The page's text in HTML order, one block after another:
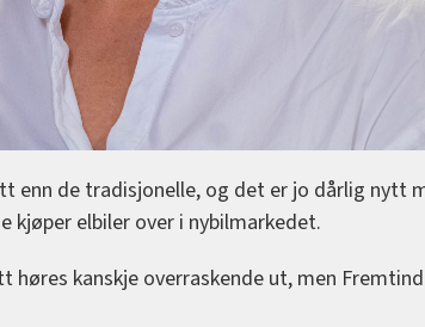
enn de tradisjonelle, og det er jo dårlig nytt
kjøper elbiler over i nybilmarkedet.
høres kanskje overraskende ut, men